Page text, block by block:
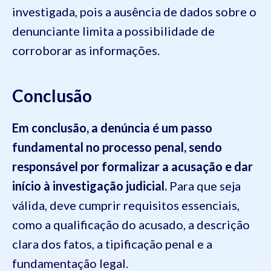
investigada, pois a ausência de dados sobre o
denunciante limita a possibilidade de
corroborar as informações.
Conclusão
Em conclusão, a denúncia é um passo
fundamental no processo penal, sendo
responsável por formalizar a acusação e dar
início à investigação judicial. Para que seja
válida, deve cumprir requisitos essenciais,
como a qualificação do acusado, a descrição
clara dos fatos, a tipificação penal e a
fundamentação legal.